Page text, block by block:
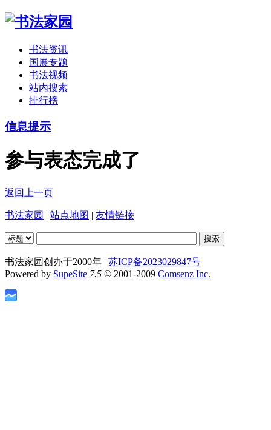
书法资讯
国展专题
书法视频
站内搜索
排行榜
信息提示
参与表态完成了
返回上一页
书法家园 | 站点地图 | 友情链接
书法家园创办于2000年 | 苏ICP备2023029847号
Powered by SupeSite 7.5 © 2001-2009 Comsenz Inc.